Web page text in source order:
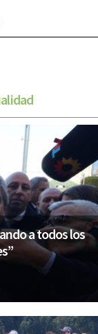
a todos los